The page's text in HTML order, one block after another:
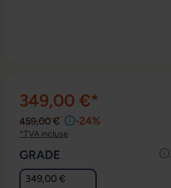
349,00 €*
459,00 € -24%
*TVA incluse
SÉLECTIONNEZ
GRADE
349,00 €